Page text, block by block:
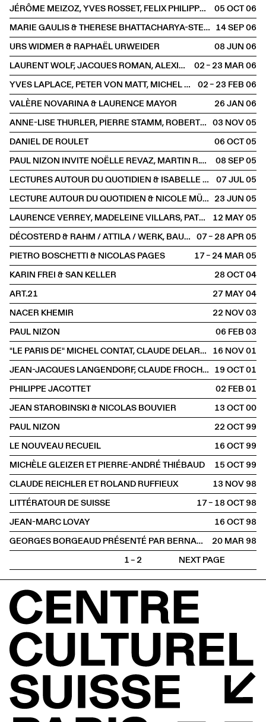
JÉRÔME MEIZOZ, YVES ROSSET, FELIX PHILIPPE INGOLD & ANNE BRÉCART
05 OCT2006
MARIE GAULIS & THERESE BHATTACHARYA-STETTLER 14 SEP2006
URS WIDMER & RAPHAËL URWEIDER
08 JUN2006
LAURENT WOLF, JACQUES ROMAN, ALEXIS SCHWARZENBACH
02 – 23 MAR2006
YVES LAPLACE, PETER VON MATT, MICHEL ZIMMERMANN, JACQUES PROBST, IVAN FARRON
02 – 23 FEB2006
VALÈRE NOVARINA & LAURENCE MAYOR
26 JAN2006
ANNE-LISE THURLER, PIERRE STAMM, ROBERT WALSER, MATHIEU BERTHOLET 03 NOV2005
DANIEL DE ROULET
06 OCT2005
PAUL NIZON INVITE NOËLLE REVAZ, MARTIN R.DEAN, LUKAS BÄRFUSS ET PETER WEBER
08 SEP2005
LECTURES AUTOUR DU QUOTIDIEN & ISABELLE FLÜKIGER
07 JUL2005
LECTURE AUTOUR DU QUOTIDIEN & NICOLE MÜLLER 23 JUN2005
LAURENCE VERREY, MADELEINE VILLARS, PATRICK AMSTUTZ
12 MAY2005
DÉCOSTERD & RAHM / ATTILA / WERK, BAUEN + WOHNEN 07 – 28 APR2005
PIETRO BOSCHETTI & NICOLAS PAGES
17 – 24 MAR2005
KARIN FREI & SAN KELLER
28 OCT2004
ART.21
27 MAY2004
NACER KHEMIR
22 NOV2003
PAUL NIZON
06 FEB2003
"LE PARIS DE" MICHEL CONTAT, CLAUDE DELARUE & BERNARD COMMENT 16 NOV2001
JEAN-JACQUES LANGENDORF, CLAUDE FROCHAUX & ANNE-MARIE JATON 19 OCT2001
PHILIPPE JACOTTET
02 FEB2001
JEAN STAROBINSKI & NICOLAS BOUVIER
13 OCT2000
PAUL NIZON
22 OCT1999
LE NOUVEAU RECUEIL
16 OCT1999
MICHÈLE GLEIZER ET PIERRE-ANDRÉ THIÉBAUD
15 OCT1999
CLAUDE REICHLER ET ROLAND RUFFIEUX
13 NOV1998
LITTÉRATOUR DE SUISSE
17 – 18 OCT1998
JEAN-MARC LOVAY
16 OCT1998
GEORGES BORGEAUD PRÉSENTÉ PAR BERNARD COMMENT
20 MAR1998
1 – 2
NEXT PAGE